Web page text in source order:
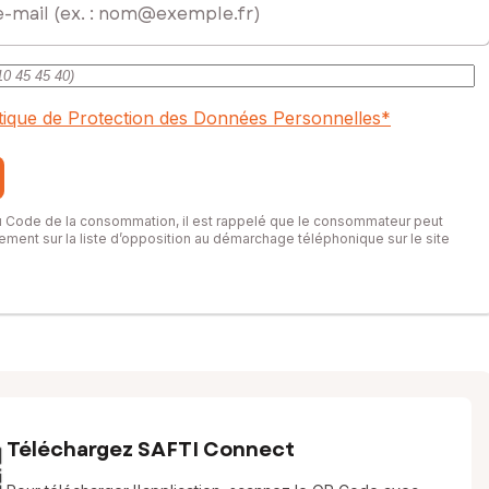
de Protection des Données Personnelles*
Code de la consommation, il est rappelé que le consommateur peut
sur la liste d’opposition au démarchage téléphonique sur le site
Téléchargez SAFTI Connect